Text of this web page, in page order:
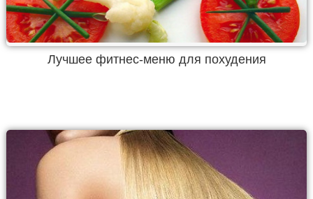
Лучшее фитнес-меню для похудения